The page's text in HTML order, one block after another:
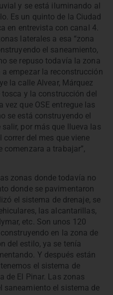
y se está iluminando al
Es un quinto de la Ciudad
en entrevista con canal 4.
laterales a esa “zona
el saneamiento,
se repuso todavía la zona
a empezar la reconstrucción
la calle Alvear, Márquez
y la construcción del
vez que OSE entregue las
se está construyendo el
por más que llueva las
del mes que viene
comenzara a trabajar”,
zonas donde todavía no
donde se pavimentaron
el sistema de drenaje, se
las alcantarillas,
etc. Son unos 120
en la zona de
del estilo, ya se tenía
Y después están
el sistema de
de El Pinar. Las zonas
saneamiento el sistema de